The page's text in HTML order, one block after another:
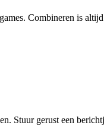
Combineren is
Stuur gerust een